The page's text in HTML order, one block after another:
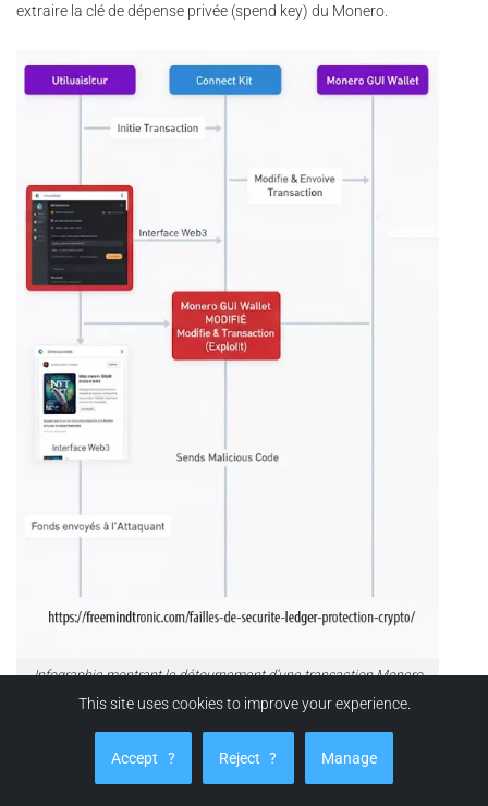
extraire la clé de dépense privée (spend key) du Monero.
Infographie montrant le détournement d’une transaction Monero
XMR par un portefeuille GUI malveillant malgré l’utilisation d’un
Utilisateurs potentiellement affectés :
Tous les détenteurs
This site uses cookies to improve your experience.
Accept ? Reject ? Manage